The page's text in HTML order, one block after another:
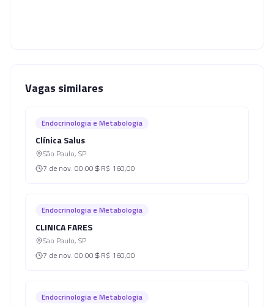
Vagas similares
Endocrinologia e Metabologia
Clínica Salus
São Paulo, SP
7 de nov. 00:00 R$ 160,00
Endocrinologia e Metabologia
CLINICA FARES
Sao Paulo, SP
7 de nov. 00:00 R$ 160,00
Endocrinologia e Metabologia